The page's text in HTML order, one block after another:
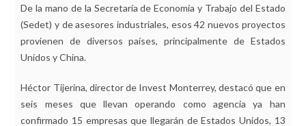
De la mano de la Secretaría de Economía y Trabajo del Estado
(Sedet) y de asesores industriales, esos 42 nuevos proyectos
provienen de diversos países, principalmente de Estados
Unidos y China.
Héctor Tijerina, director de Invest Monterrey, destacó que en
seis meses que llevan operando como agencia ya han
confirmado 15 empresas que llegarán de Estados Unidos, 13